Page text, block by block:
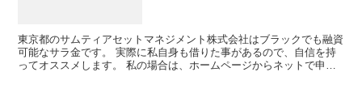
東京都のサムティアセットマネジメント株式会社はブラックでも融資
可能なサラ金です。 実際に私自身も借りた事があるので、自信を持
ってオススメします。 私の場合は、ホームページからネットで申し